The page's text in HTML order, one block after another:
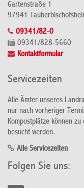
Gartenstraße 1
97941
09341/82-0
09341/828-5660
Kontaktformular
Servicezeiten
Alle Ämter unseres
nur nach vorheriger
Kompostplätze können
besucht werden.
Alle Servicezeiten
Folgen Sie uns: